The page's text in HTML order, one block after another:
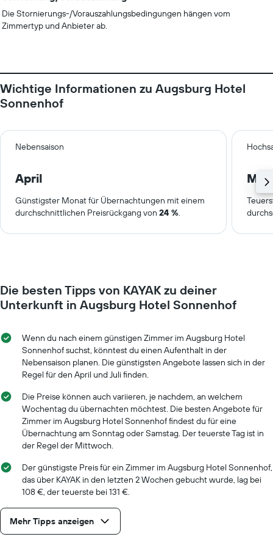
Die Stornierungs-/Vorauszahlungsbedingungen hängen vom
Zimmertyp und Anbieter ab.
Wichtige Informationen zu Augsburg Hotel
Sonnenhof
Nebensaison
April
Günstigster Monat für Übernachtungen mit einem
durchschnittlichen Preisrückgang von 24 %.
Die besten Tipps von KAYAK zu deiner
Unterkunft in Augsburg Hotel Sonnenhof
Wenn du nach einem günstigen Zimmer im Augsburg Hotel
Sonnenhof suchst, könntest du einen Aufenthalt in der
Nebensaison planen. Die günstigsten Angebote lassen sich in der
Regel für den April und Juli finden.
Die Preise können auch variieren, je nachdem, an welchem
Wochentag du übernachten möchtest. Die besten Angebote für
Zimmer im Augsburg Hotel Sonnenhof findest du für eine
Übernachtung am Sonntag oder Samstag. Der teuerste Tag ist in
der Regel der Mittwoch.
Der günstigste Preis für ein Zimmer im Augsburg Hotel Sonnenhof,
das über KAYAK in den letzten 2 Wochen gebucht wurde, lag bei
108 €, der teuerste bei 131 €.
Mehr Tipps anzeigen